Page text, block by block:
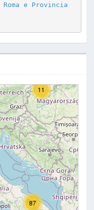
e Provincia